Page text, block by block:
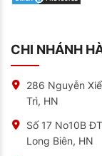
Chất lượng
Cơ sở vật
Đội ngũ kỹ
Tại sao bạn
CHI NHÁNH
286 Nguyễn
Trì, HN
Số 17 No10B
Long Biên, HN